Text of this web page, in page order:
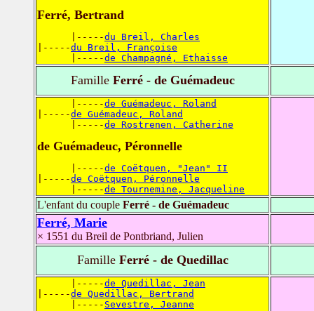
Ferré, Bertrand
      |-----
du Breil, Charles
|-----du Breil, Françoise
      |-----
de Champagné, Ethaisse
FamilleFerré - de Guémadeuc
      |-----
de Guémadeuc, Roland
|-----de Guémadeuc, Roland
      |-----
de Rostrenen, Catherine
de Guémadeuc, Péronnelle
      |-----
de Coëtquen, "Jean" II
|-----de Coëtquen, Péronnelle
      |-----
de Tournemine, Jacqueline
L'enfant du couple Ferré - de Guémadeuc
Ferré, Marie
× 1551 du Breil de Pontbriand, Julien
FamilleFerré - de Quedillac
      |-----
de Quedillac, Jean
|-----de Quedillac, Bertrand
      |-----
Sevestre, Jeanne